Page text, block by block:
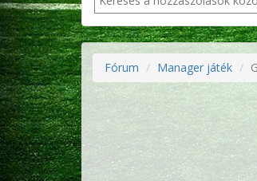
Fórum Manager játék